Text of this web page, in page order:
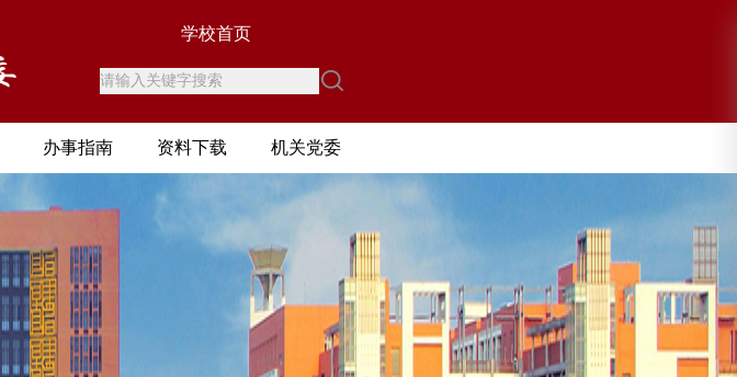
学校首页
办事指南 资料下载 机关党委